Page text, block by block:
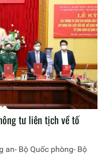
tư liên tịch về tố
an- Bộ Quốc phòng- Bộ